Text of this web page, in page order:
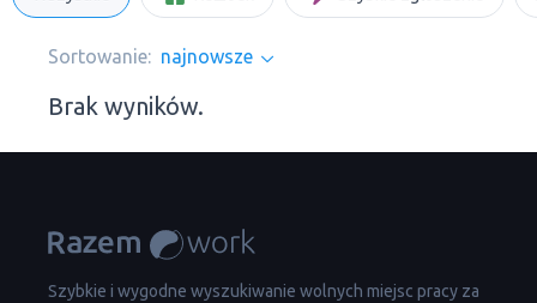
Sortowanie: najnowsze
Brak wyników.
Szybkie i wygodne wyszukiwanie wolnych miejsc pracy za